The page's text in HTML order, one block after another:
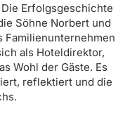
Erfolgsgeschichte
Söhne Norbert und
Familienunternehmen
als Hoteldirektor,
Wohl der Gäste. Es
reflektiert und die